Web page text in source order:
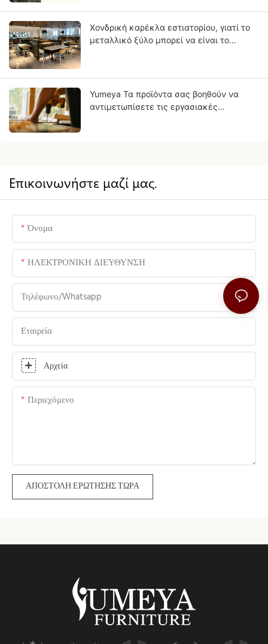
Χονδρική καρέκλα εστιατορίου, γιατί το
μεταλλικό ξύλο μπορεί να είναι το
Yumeya Τα προϊόντα σας βοηθούν να
αντιμετωπίσετε τις εργασιακές
Επικοινωνήστε μαζί μας.
Όνομα
ΗΛΕΚΤΡΟΝΙΚΗ ΔΙΕΥΘΥΝΣΗ
Τηλέφωνο/Whatsapp
Εταιρεία
Αρχεία
Περιεχόμενο
ΑΠΟΣΤΟΛΉ ΕΡΏΤΗΣΗΣ ΤΏΡΑ